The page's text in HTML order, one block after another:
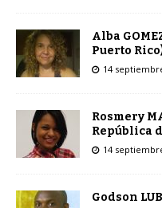
Alba
Puerto
14
Rosmery
República
14
Godson